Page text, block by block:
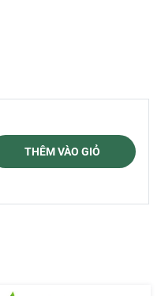
THÊM VÀO GIỎ